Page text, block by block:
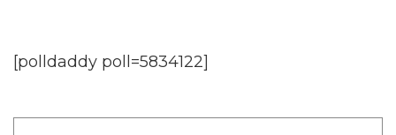
[polldaddy poll=5834122]